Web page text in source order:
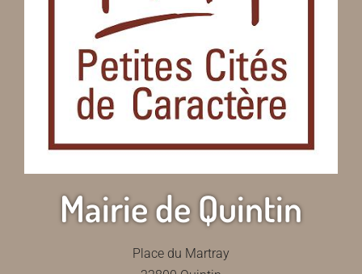
Mairie de Quintin
Place du Martray